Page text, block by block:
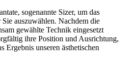
sogenannte Sizer, um das
auszuwählen. Nachdem die
gewählte Technik eingesetzt
ihre Position und Ausrichtung,
Ergebnis unseren ästhetischen